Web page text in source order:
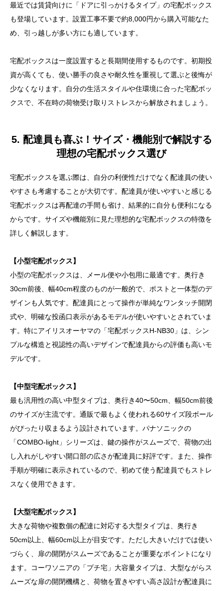
最近では賃貸向けに「ドアに引っかけるタイプ」の宅配ボックス
も登場しています。設置工事不要で約8,000円から購入可能なた
め、引っ越しが多い方にも適しています。
宅配ボックスは一度設置すると長期間使用するものです。初期投
資が高くても、使い勝手の良さや耐久性を重視して選ぶと後悔が
少なくなります。自分の生活スタイルや住環境に合った宅配ボッ
クスで、不在時の荷物受け取りストレスから解放されましょう。
5. 配達員も喜ぶ！サイズ・機能別で解説する
理想の宅配ボックス選び
宅配ボックスを選ぶ際は、自分の利便性だけでなく配達員の使い
やすさも考慮することが大切です。配達員が使いやすいと感じる
宅配ボックスは再配達の手間も省け、結果的に自分も便利になる
からです。サイズや機能別に見た理想的な宅配ボックスの特徴を
詳しく解説します。
【小型宅配ボックス】
小型の宅配ボックスは、メール便や小包用に最適です。奥行き
30cm前後、幅40cm程度のものが一般的で、ポストと一体型のデ
ザインも人気です。配達員にとって操作が単純なワンタッチ開閉
式や、明確な投函口表示があるモデルが使いやすいとされていま
す。特にアイリスオーヤマの「宅配ボックスH-NB30」は、シン
プルな構造と視認性の高いデザインで配達員からの評価も高いモ
デルです。
【中型宅配ボックス】
最も汎用性の高い中型タイプは、奥行き40〜50cm、幅50cm前後
のサイズが主流です。通販で最もよく使われる60サイズ段ボール
がぴったり収まるよう設計されています。パナソニックの
「COMBO-light」シリーズは、鍵の操作がスムーズで、荷物の出
し入れがしやすい開口部の広さが配達員に好評です。また、操作
手順が明確に表示されているので、初めて使う配達員でもストレ
スなく使用できます。
【大型宅配ボックス】
大きな荷物や複数個の配達に対応する大型タイプは、奥行き
50cm以上、幅60cm以上が目安です。ただし大きいだけでは使い
づらく、扉の開閉がスムーズであることが重要なポイントになり
ます。コーワソニアの「プチ宅」大容量タイプは、大型ながらス
ムーズな扉の開閉機構と、荷物を置きやすい高さ設計が配達員に